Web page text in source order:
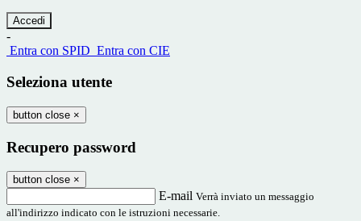
-
Entra con SPID Entra con CIE
Seleziona utente
button close ×
Recupero password
button close ×
E-mail Verrà inviato un messaggio
all'indirizzo indicato con le istruzioni necessarie.